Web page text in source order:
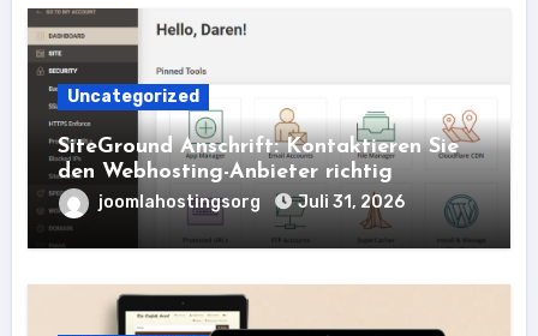
Uncategorized
SiteGround Anschrift: Kontaktieren Sie
den Webhosting-Anbieter richtig
joomlahostingsorg Juli 31, 2026